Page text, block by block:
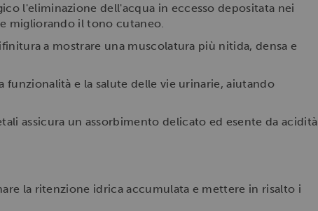
l'eliminazione dell'acqua in eccesso depositata nei
migliorando il tono cutaneo.
a mostrare una muscolatura più nitida, densa e
e la salute delle vie urinarie, aiutando
assicura un assorbimento delicato ed esente da acidità
la ritenzione idrica accumulata e mettere in risalto i